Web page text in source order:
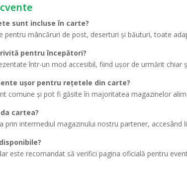
sunt incluse în carte?
pentru mâncăruri de post, deserturi și băuturi, toate
pentru începători?
într-un mod accesibil, fiind ușor de urmărit chiar
ușor pentru rețetele din carte?
comune și pot fi găsite în majoritatea magazinelor
cartea?
prin intermediul magazinului nostru partener, accesând
este recomandat să verifici pagina oficială pentru